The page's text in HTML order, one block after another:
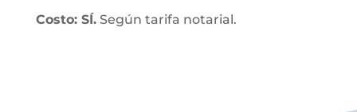
Costo: SÍ.Según tarifa notarial.